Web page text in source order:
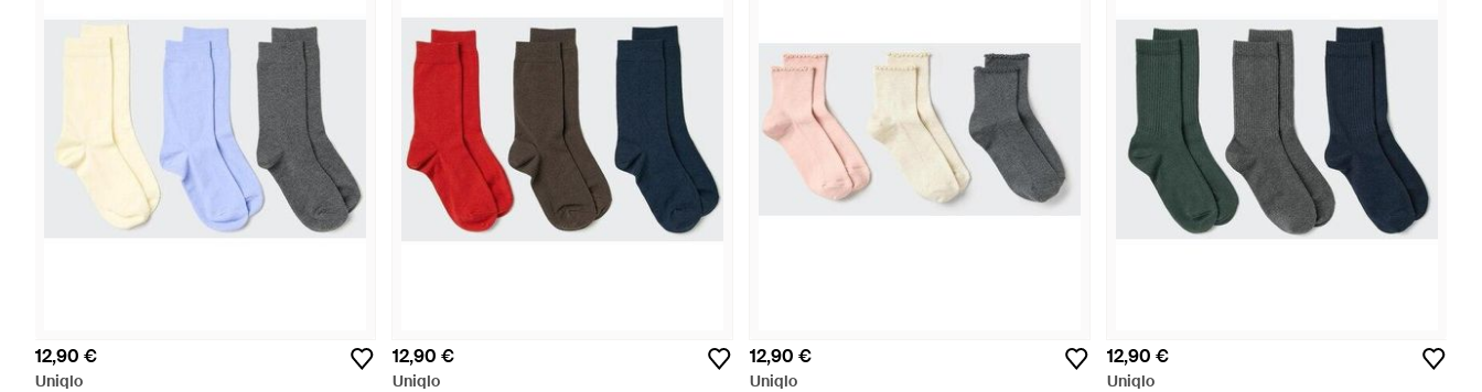
12,90 €
Uniqlo
12,90 €
Uniqlo
12,90 €
Uniqlo
12,90 €
Uniqlo